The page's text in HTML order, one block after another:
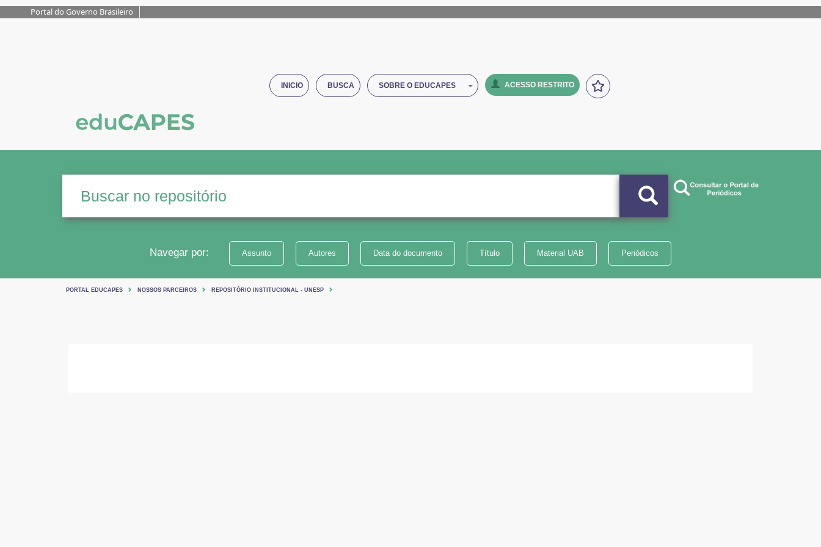
Portal do Governo Brasileiro
INICIO BUSCA SOBRE O EDUCAPES ACESSO RESTRITO
Navegar por: Assunto Autores Data do documento Título Material UAB Periódicos
PORTAL EDUCAPES NOSSOS PARCEIROS REPOSITÓRIO INSTITUCIONAL - UNESP